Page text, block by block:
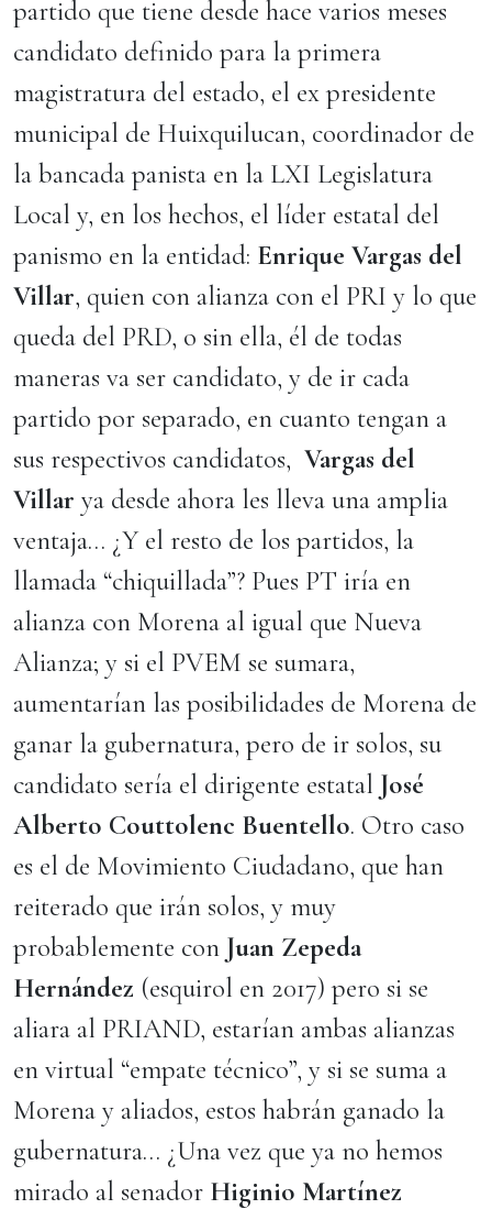
partido que tiene desde hace varios meses
candidato definido para la primera
magistratura del estado, el ex presidente
municipal de Huixquilucan, coordinador de
la bancada panista en la LXI Legislatura
Local y, en los hechos, el líder estatal del
panismo en la entidad: Enrique Vargas del
Villar, quien con alianza con el PRI y lo que
queda del PRD, o sin ella, él de todas
maneras va ser candidato, y de ir cada
partido por separado, en cuanto tengan a
sus respectivos candidatos, Vargas del
Villar ya desde ahora les lleva una amplia
ventaja… ¿Y el resto de los partidos, la
llamada “chiquillada”? Pues PT iría en
alianza con Morena al igual que Nueva
Alianza; y si el PVEM se sumara,
aumentarían las posibilidades de Morena de
ganar la gubernatura, pero de ir solos, su
candidato sería el dirigente estatal José
Alberto Couttolenc Buentello. Otro caso
es el de Movimiento Ciudadano, que han
reiterado que irán solos, y muy
probablemente con Juan Zepeda
Hernández (esquirol en 2017) pero si se
aliara al PRIAND, estarían ambas alianzas
en virtual “empate técnico”, y si se suma a
Morena y aliados, estos habrán ganado la
gubernatura… ¿Una vez que ya no hemos
mirado al senador Higinio Martínez